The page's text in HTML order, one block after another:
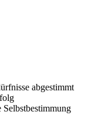
abgestimmt